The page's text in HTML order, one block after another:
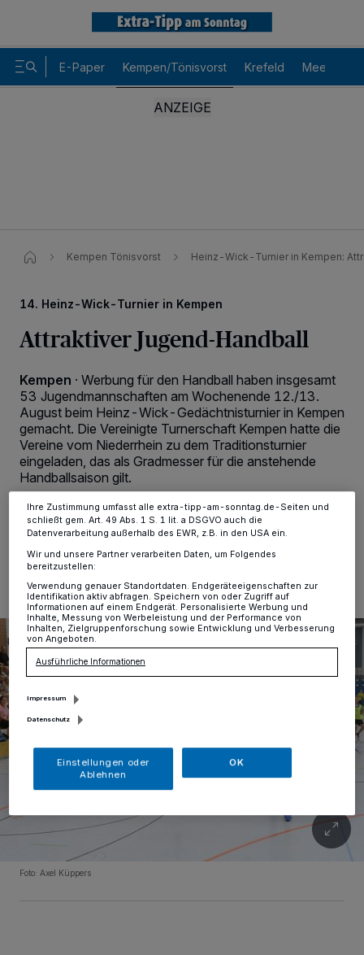
E-Paper Kempen/Tönisvorst Krefeld Meerbusch
Kempen Tönisvorst Heinz-Wick-Turnier in Kempen:
14. Heinz-Wick-Turnier in Kempen
Attraktiver Jugend-Handball
Kempen · Werbung für den Handball haben insgesamt
53 Jugendmannschaften am Wochenende 12./13.
August beim Heinz-Wick-Gedächtnisturnier in Kempen
gemacht. Die Vereinigte Turnerschaft Kempen hatte die
Vereine vom Niederrhein zu dem Traditionsturnier
eingeladen, das als Gradmesser für die anstehende
Handballsaison gilt.
Foto: Axel Küppers
Wir und unsere 218-Partner speichern und greifen auf
personenbezogene Daten wie Browserdaten oder eindeutige
Tracking-Technologien für die unter „Wir und unsere Partner
verarbeiten Daten, um Ihnen Dienste bereitzustellen“ aufgeführten
Zwecke. Wenn Tracker deaktiviert sind, sind manche Inhalte und
Anzeigen möglicherweise nicht mehr so relevant für Sie. Sie können
dieses Menü jederzeit wieder aufrufen, um Ihre Einstellungen zu
ändern oder Ihre Einwilligung zu widerrufen, indem Sie auf den Link
Einstellungen oder Ablehnen am unteren Rand der Webseite klicken.
Ihre Einstellungen gelten innerhalb unseres Website. Weitere
Informationen finden Sie in unserer Datenschutzerklärung.
Ihre Zustimmung umfasst alle extra-tipp-am-sonntag.de-Seiten und
schließt gem. Art. 49 Abs. 1 S. 1 lit. a DSGVO auch die
Datenverarbeitung außerhalb des EWR, z.B. in den USA ein.
Wir und unsere Partner verarbeiten Daten, um Folgendes
bereitzustellen:
Verwendung genauer Standortdaten. Endgeräteeigenschaften zur
Identifikation aktiv abfragen. Speichern von oder Zugriff auf
Informationen auf einem Endgerät. Personalisierte Werbung und
Inhalte, Messung von Werbeleistung und der Performance von
Inhalten, Zielgruppenforschung sowie Entwicklung und Verbesserung
von Angeboten.
Ausführliche Informationen
Impressum
Datenschutz
Einstellungen oder
Ablehnen
OK